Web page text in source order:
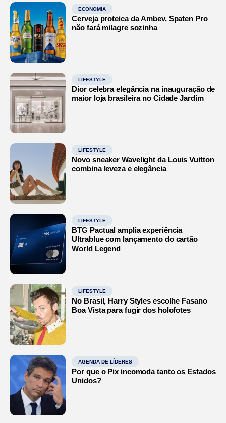
ECONOMIA
Cerveja proteica da Ambev, Spaten Pro
não fará milagre sozinha
LIFESTYLE
Dior celebra elegância na inauguração de
maior loja brasileira no Cidade Jardim
LIFESTYLE
Novo sneaker Wavelight da Louis Vuitton
combina leveza e elegância
LIFESTYLE
BTG Pactual amplia experiência
Ultrablue com lançamento do cartão
World Legend
LIFESTYLE
No Brasil, Harry Styles escolhe Fasano
Boa Vista para fugir dos holofotes
AGENDA DE LÍDERES
Por que o Pix incomoda tanto os Estados
Unidos?